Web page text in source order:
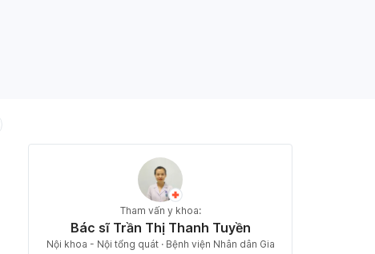
Tham vấn y khoa:
Bác sĩ Trần Thị Thanh Tuyền
Nội khoa - Nội tổng quát · Bệnh viện Nhân dân Gia